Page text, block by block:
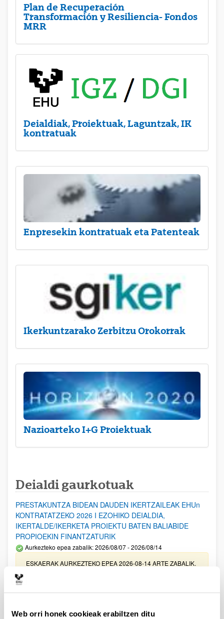
Web orri honek cookieak erabiltzen ditu
Plan de Recuperación
Transformación y Resiliencia- Fondos
MRR
Deialdiak, Proiektuak, Laguntzak, IK
kontratuak
Enpresekin kontratuak eta Patenteak
Ikerkuntzarako Zerbitzu Orokorrak
Nazioarteko I+G Proiektuak
Deialdi gaurkotuak
PRESTAKUNTZA BIDEAN DAUDEN IKERTZAILEAK EHUn
KONTRATATZEKO 2026 I EZOHIKO DEIALDIA,
IKERTALDE/IKERKETA PROIEKTU BATEN BALIABIDE
PROPIOEKIN FINANTZATURIK
Aurkezteko epea zabalik: 2026/08/07 - 2026/08/14
ESKAERAK AURKEZTEKO EPEA 2026-08-14 ARTE ZABALIK.
UPV/EHUn Azpiegitura Zientifikoa eta Funts Bibliografikoak